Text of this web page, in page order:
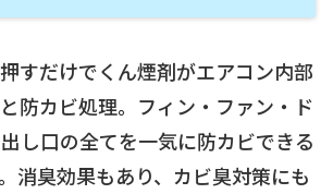
すだけでくん煙剤がエアコン内部
防カビ処理。フィン・ファン・ド
し口の全てを一気に防カビできる
消臭効果もあり、カビ臭対策にも